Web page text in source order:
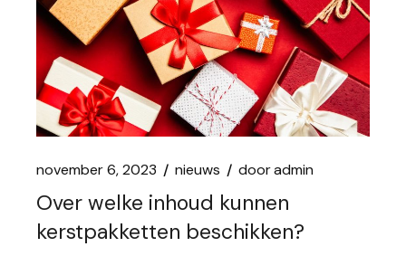
november 6, 2023 nieuws dooradmin
Over welke inhoud kunnen
kerstpakketten beschikken?